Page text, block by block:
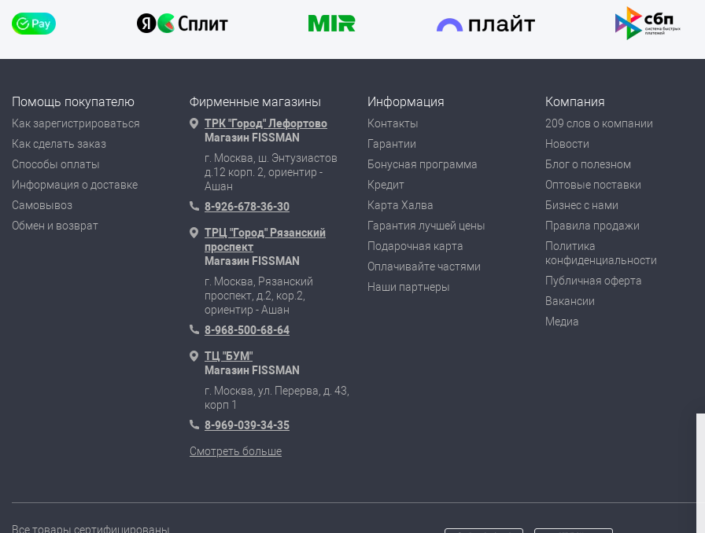
Помощь покупателю
Как зарегистрироваться
Как сделать заказ
Способы оплаты
Информация о доставке
Самовывоз
Обмен и возврат
Фирменные магазины
ТРК "Город" Лефортово
Магазин FISSMAN
г. Москва, ш. Энтузиастов
д.12 корп. 2, ориентир -
Ашан
8-926-678-36-30
ТРЦ "Город" Рязанский
проспект
Магазин FISSMAN
г. Москва, Рязанский
проспект, д.2, кор.2,
ориентир - Ашан
8-968-500-68-64
ТЦ "БУМ"
Магазин FISSMAN
г. Москва, ул. Перерва, д. 43,
корп 1
8-969-039-34-35
Смотреть больше
Информация
Контакты
Гарантии
Бонусная программа
Кредит
Карта Халва
Гарантия лучшей цены
Подарочная карта
Оплачивайте частями
Наши партнеры
Компания
209 слов о компании
Новости
Блог о полезном
Оптовые поставки
Бизнес с нами
Правила продажи
Политика
конфиденциальности
Публичная оферта
Вакансии
Медиа
Все товары сертифицированы.